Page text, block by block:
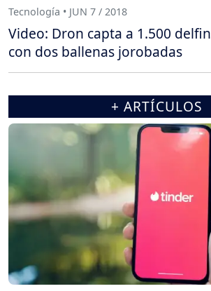
Tecnología • JUN 7 / 2018
Video: Dron capta a 1.500
con dos ballenas jorobadas
+ ARTÍCULOS